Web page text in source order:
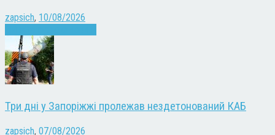
zapsich, 10/08/2026
Три дні у Запоріжжі пролежав нездетонований КАБ
zapsich, 07/08/2026